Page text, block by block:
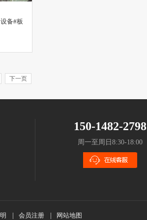
备#板
下一页
150-1482-2798
周一至周日8:30-18:00
会员注册 网站地图